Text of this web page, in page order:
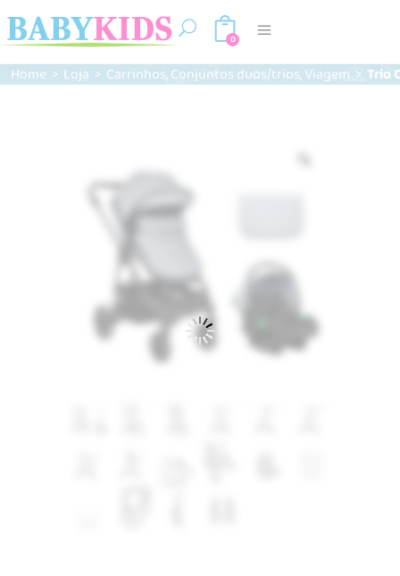
0
Home > Loja > Carrinhos,Conjuntos duos/trios,Viagem > Trio